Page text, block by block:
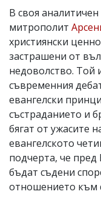
В своя
митрополит
християнски
застрашени от
недоволство. Той
съвременния
евангелски
състраданието и
бягат от ужасите
евангелското
подчерта, че
бъдат съдени
отношението към